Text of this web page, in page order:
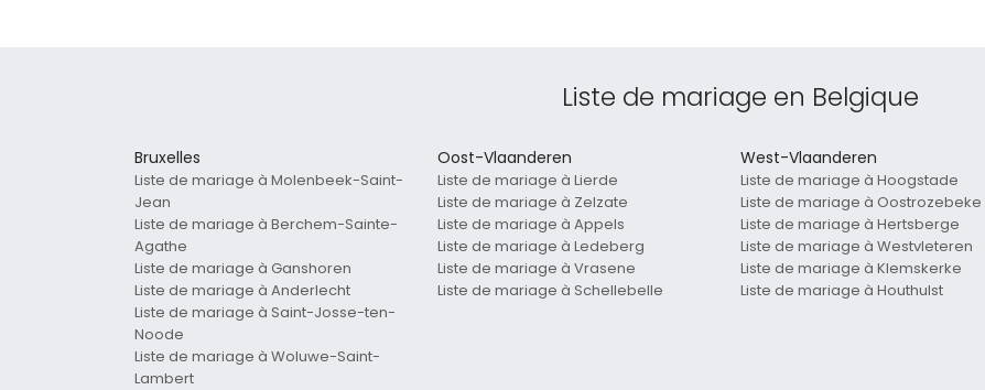
Liste de mariage en Belgique
Bruxelles
Liste de mariage à Molenbeek-Saint-
Jean
Liste de mariage à Berchem-Sainte-
Agathe
Liste de mariage à Ganshoren
Liste de mariage à Anderlecht
Liste de mariage à Saint-Josse-ten-
Noode
Liste de mariage à Woluwe-Saint-
Lambert
Oost-Vlaanderen
Liste de mariage à Lierde
Liste de mariage à Zelzate
Liste de mariage à Appels
Liste de mariage à Ledeberg
Liste de mariage à Vrasene
Liste de mariage à Schellebelle
West-Vlaanderen
Liste de mariage à Hoogstade
Liste de mariage à Oostrozebeke
Liste de mariage à Hertsberge
Liste de mariage à Westvleteren
Liste de mariage à Klemskerke
Liste de mariage à Houthulst